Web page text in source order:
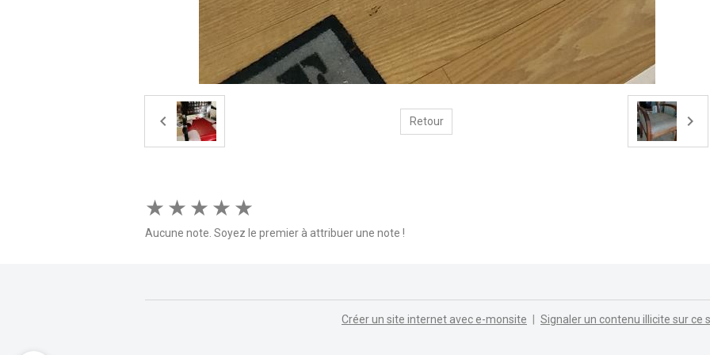
Retour
★ ★ ★ ★ ★
Aucune note. Soyez le premier à attribuer une note !
Créer un site internet avec e-monsite Signaler un contenu illicite sur ce